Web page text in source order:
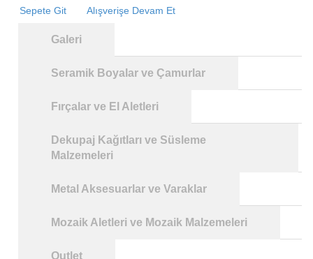
Sepete Git Alışverişe Devam Et
Galeri
Seramik Boyalar ve Çamurlar
Fırçalar ve El Aletleri
Dekupaj Kağıtları ve Süsleme
Malzemeleri
Metal Aksesuarlar ve Varaklar
Mozaik Aletleri ve Mozaik Malzemeleri
Outlet